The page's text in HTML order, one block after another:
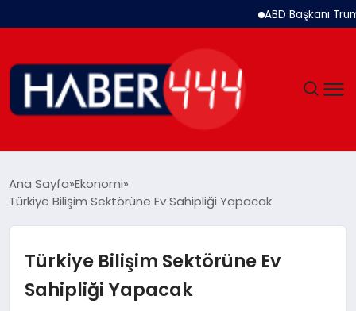
ABD Başkanı Trump:
SIYASET
DÜNYA
EKONOMI
Ana Sayfa Ekonomi
Türkiye Bilişim Sektörüne Ev Sahipliği Yapacak
Türkiye Bilişim Sektörüne Ev
Sahipliği Yapacak